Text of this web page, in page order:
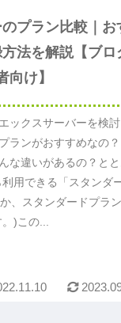
プラン比較｜お
法を解説【ブロ
向け】
ックスサーバーを検討
ランがおすすめなの？
な違いがあるの？と
用できる「スタンダ
、スタンダードプラ
)この...